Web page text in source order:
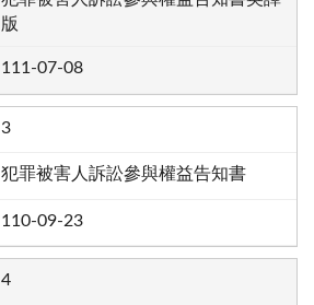
版
111-07-08
3
犯罪被害人訴訟參與權益告知書
110-09-23
4